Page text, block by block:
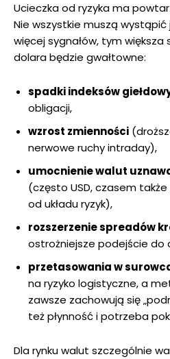
Ucieczka od ryzyka ma
Nie wszystkie muszą
więcej sygnałów, tym większa
dolara będzie gwałtowne:
spadki indeksów
obligacji,
wzrost zmienności
nerwowe ruchy intraday),
umocnienie walut
(często USD, czasem także
od układu ryzyk),
rozszerzenie spreadów
ostrożniejsze podejście do
przetasowania w
na ryzyko logistyczne, a
zawsze zachowują się
też płynność i potrzeba
Dla rynku walut szczególnie